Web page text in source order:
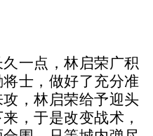
一点，林启荣广积
士，做好了充分准
，林启荣给予迎头
，于是改变战术，